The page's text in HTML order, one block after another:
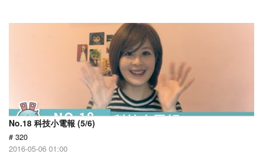
No.18 科技小電報 (5/6)
# 320
2016-05-06 01:00